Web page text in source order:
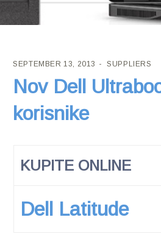
SEPTEMBER 13, 2013 SUPPLIERS
Nov Dell
korisnike
KUPITE ONLINE
Dell Latitude